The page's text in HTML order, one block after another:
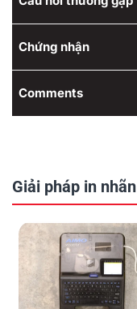
Chứng nhận
Comments
Giải pháp in nhãn